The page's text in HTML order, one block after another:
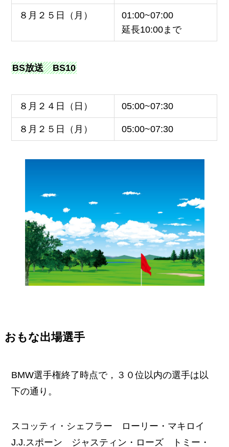
８月２５日（月）
01:00~07:00
延長10:00まで
BS放送 BS10
８月２４日（日） 05:00~07:30
８月２５日（月） 05:00~07:30
おもな出場選手
BMW選手権終了時点で，３０位以内の選手は以
下の通り。
スコッティ・シェフラー ローリー・マキロイ
J.J.スポーン ジャスティン・ローズ トミー・